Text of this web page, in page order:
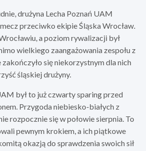
drużyna Lecha Poznań UAM
przeciwko ekipie Śląska Wrocław.
a poziom rywalizacji był
wielkiego zaangażowania zespołu z
zakończyło się niekorzystnym dla nich
śląskiej drużyny.
był to już czwarty sparing przed
Przygoda niebiesko-białych z
rozpocznie się w połowie sierpnia. To
pewnym krokiem, a ich piątkowe
okazją do sprawdzenia swoich sił